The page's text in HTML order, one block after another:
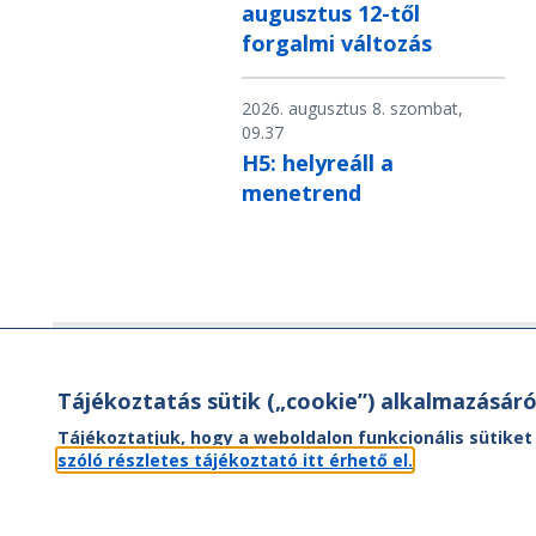
augusztus 12-től
forgalmi változás
2026. augusztus 8. szombat,
09.37
H5: helyreáll a
menetrend
Hírlevelünk segítségével értesülhet
aktuális híreinkről, utazási
valamint az Önt érintő
Tájékoztatás sütik („cookie”)
Tájékoztatjuk, hogy a weboldalon funkcionális
szóló részletes tájékoztató itt érhető el.